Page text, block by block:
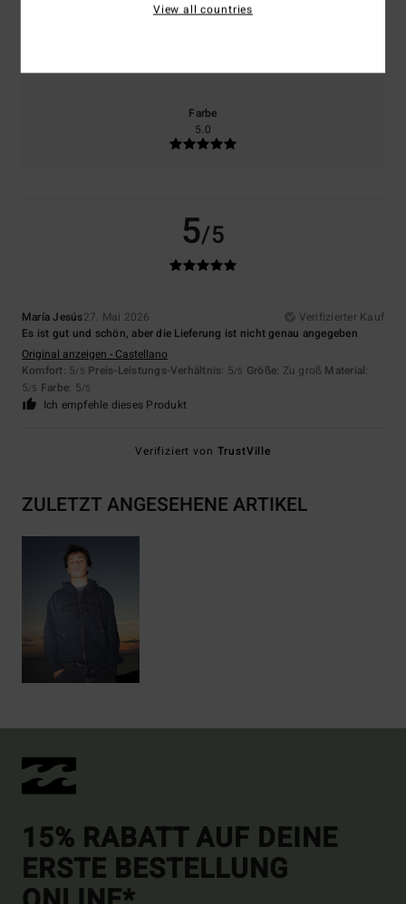
Farbe
5.0
5/5
María Jesús27. Mai 2026
Verifizierter Kauf
Es ist gut und schön, aber die Lieferung ist nicht genau angegeben
Original anzeigen - Castellano
Komfort: 5/5 Preis-Leistungs-Verhältnis: 5/5 Größe: Zu groß Material:
5/5 Farbe: 5/5
Ich empfehle dieses Produkt
Verifiziert von TrustVille
ZULETZT ANGESEHENE ARTIKEL
15% RABATT AUF DEINE
ERSTE BESTELLUNG
View all countries